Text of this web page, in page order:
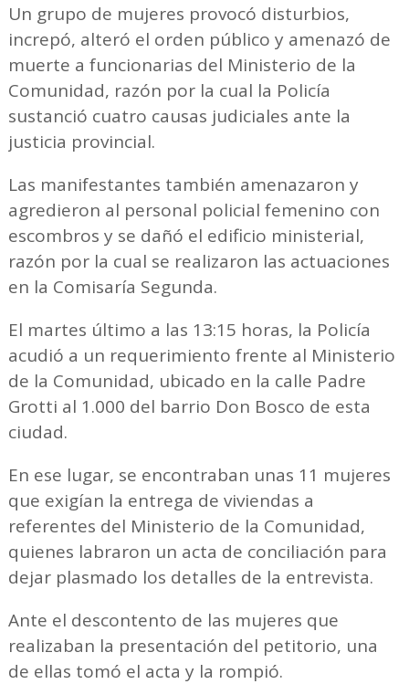
Un grupo de mujeres provocó disturbios,
increpó, alteró el orden público y amenazó de
muerte a funcionarias del Ministerio de la
Comunidad, razón por la cual la Policía
sustanció cuatro causas judiciales ante la
justicia provincial.
Las manifestantes también amenazaron y
agredieron al personal policial femenino con
escombros y se dañó el edificio ministerial,
razón por la cual se realizaron las actuaciones
en la Comisaría Segunda.
El martes último a las 13:15 horas, la Policía
acudió a un requerimiento frente al Ministerio
de la Comunidad, ubicado en la calle Padre
Grotti al 1.000 del barrio Don Bosco de esta
ciudad.
En ese lugar, se encontraban unas 11 mujeres
que exigían la entrega de viviendas a
referentes del Ministerio de la Comunidad,
quienes labraron un acta de conciliación para
dejar plasmado los detalles de la entrevista.
Ante el descontento de las mujeres que
realizaban la presentación del petitorio, una
de ellas tomó el acta y la rompió.